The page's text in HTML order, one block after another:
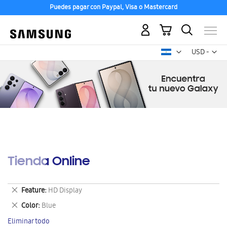
Puedes pagar con Paypal, Visa o Mastercard
USD -
dólar
Mi carrito
Tienda Online
Feature HD Display
Eliminar
este
artículo
Color Blue
Eliminar
este
Eliminar todo